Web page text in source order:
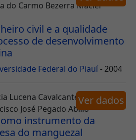
do Carmo Bezerra Maciel
civil e a qualidade
de desenvolvimento
Federal do Piauí- 2004
Lucena Cavalcante
José Pegado Abílio
instrumento da
do manguezal
Ver dados